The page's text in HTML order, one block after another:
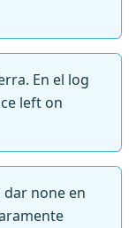
En el log
left on
dar none en